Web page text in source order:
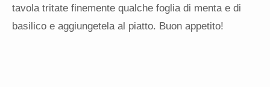
tavola tritate finemente qualche foglia di menta e di
basilico e aggiungetela al piatto. Buon appetito!